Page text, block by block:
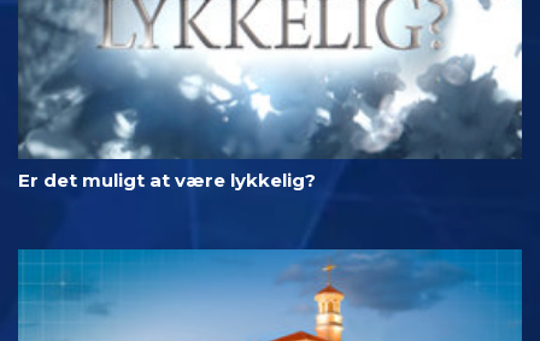
Er det muligt at være lykkelig?